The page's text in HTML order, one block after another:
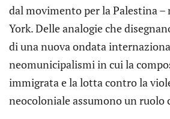
dal movimento per la Palestina –
York. Delle analogie che
di una nuova ondata
neomunicipalismi in cui la
immigrata e la lotta contro la
neocoloniale assumono un ruolo